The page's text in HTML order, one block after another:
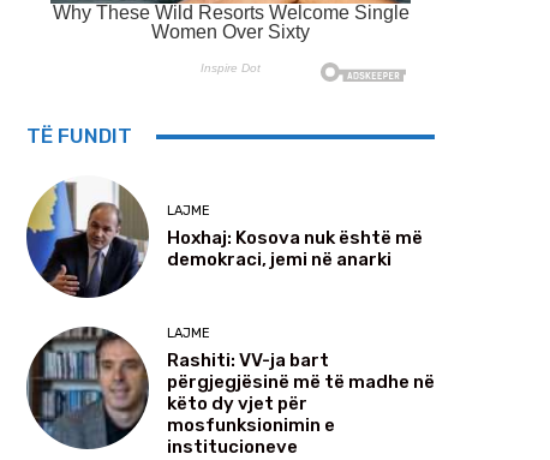
TË FUNDIT
LAJME
Hoxhaj: Kosova nuk është më
demokraci, jemi në anarki
LAJME
Rashiti: VV-ja bart
përgjegjësinë më të madhe në
këto dy vjet për
mosfunksionimin e
institucioneve